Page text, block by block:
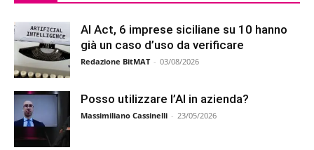
AI Act, 6 imprese siciliane su 10 hanno
già un caso d’uso da verificare
Redazione BitMAT - 03/08/2026
Posso utilizzare l’AI in azienda?
Massimiliano Cassinelli - 23/05/2026